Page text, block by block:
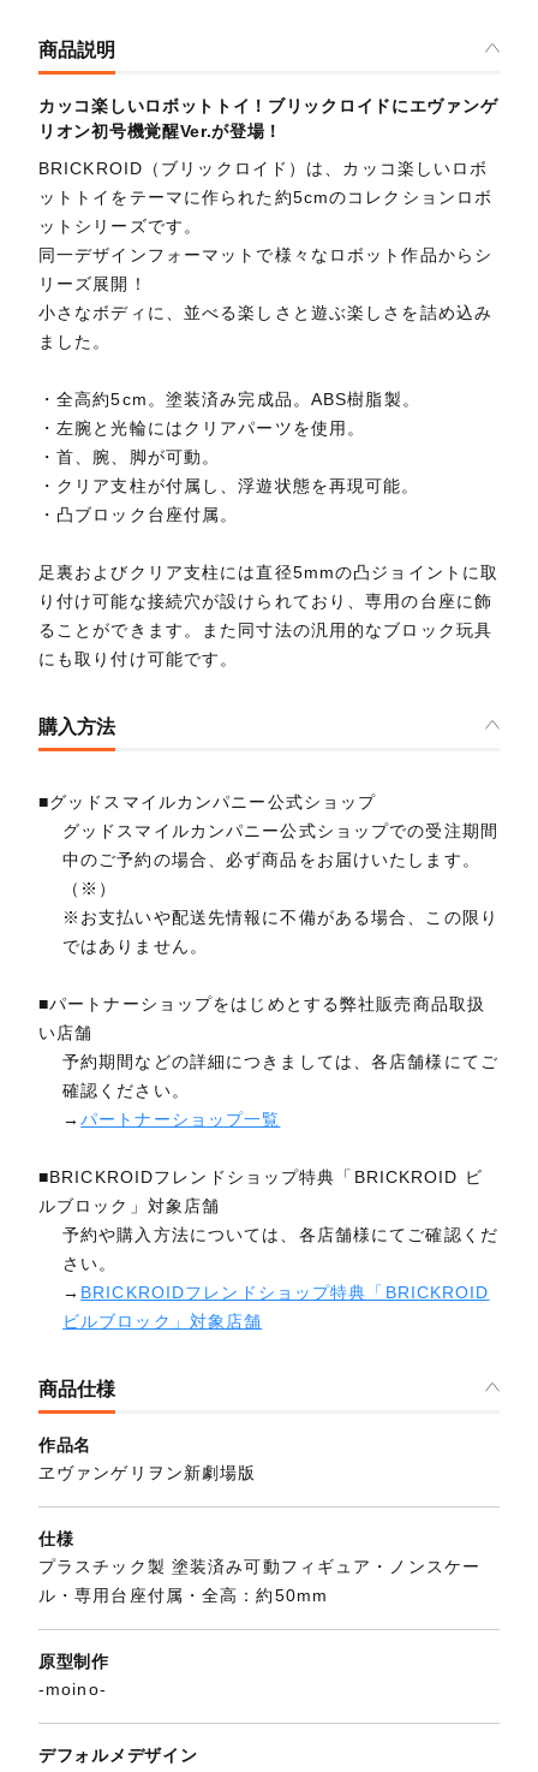
商品説明
カッコ楽しいロボットトイ！ブリックロイドにエヴァンゲ
リオン初号機覚醒Ver.が登場！
BRICKROID（ブリックロイド）は、カッコ楽しいロボ
ットトイをテーマに作られた約5cmのコレクションロボ
ットシリーズです。
同一デザインフォーマットで様々なロボット作品からシ
リーズ展開！
小さなボディに、並べる楽しさと遊ぶ楽しさを詰め込み
ました。
・全高約5cm。塗装済み完成品。ABS樹脂製。
・左腕と光輪にはクリアパーツを使用。
・首、腕、脚が可動。
・クリア支柱が付属し、浮遊状態を再現可能。
・凸ブロック台座付属。
足裏およびクリア支柱には直径5mmの凸ジョイントに取
り付け可能な接続穴が設けられており、専用の台座に飾
ることができます。また同寸法の汎用的なブロック玩具
にも取り付け可能です。
購入方法
■グッドスマイルカンパニー公式ショップ
グッドスマイルカンパニー公式ショップでの受注期間
中のご予約の場合、必ず商品をお届けいたします。
（※）
※お支払いや配送先情報に不備がある場合、この限り
ではありません。
■パートナーショップをはじめとする弊社販売商品取扱
い店舗
予約期間などの詳細につきましては、各店舗様にてご
確認ください。
→パートナーショップ一覧
■BRICKROIDフレンドショップ特典「BRICKROID ビ
ルブロック」対象店舗
予約や購入方法については、各店舗様にてご確認くだ
さい。
→ BRICKROIDフレンドショップ特典「BRICKROID
ビルブロック」対象店舗
商品仕様
作品名
ヱヴァンゲリヲン新劇場版
仕様
プラスチック製 塗装済み可動フィギュア・ノンスケー
ル・専用台座付属・全高：約50mm
原型制作
-moino-
デフォルメデザイン